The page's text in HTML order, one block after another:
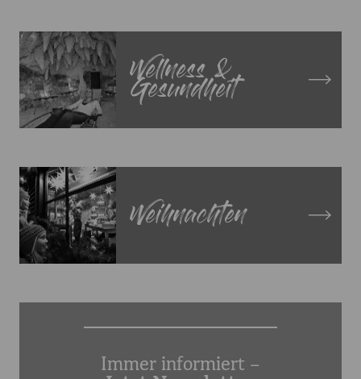
Wellness &
Gesundheit
Weihnachten
Immer informiert –